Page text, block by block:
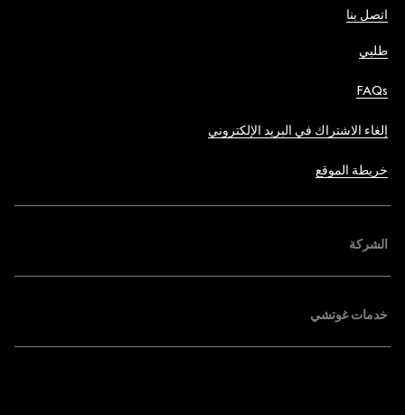
اتصل بنا
طلبي
FAQs
إلغاء الاشتراك في البريد الإلكتروني
خريطة الموقع
الشركة
خدمات غوتشي